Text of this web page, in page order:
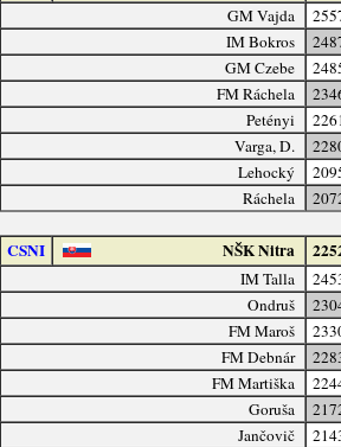
GM Vajda
IM Bokros
GM Czebe
FM Ráchela
Petényi
Varga, D.
Lehocký
Ráchela
CSNI NŠK Nitra
IM Talla
Ondruš
FM Maroš
FM Debnár
FM Martiška
Goruša
Jančovič